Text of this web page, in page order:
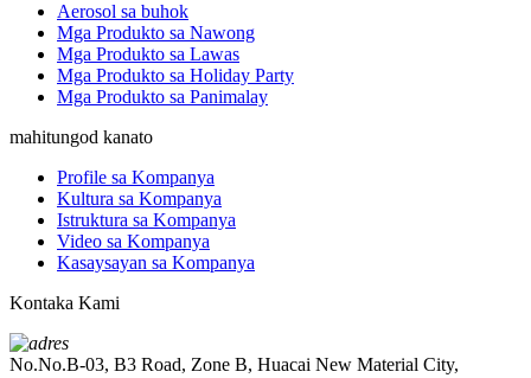
Aerosol sa buhok
Mga Produkto sa Nawong
Mga Produkto sa Lawas
Mga Produkto sa Holiday Party
Mga Produkto sa Panimalay
mahitungod kanato
Profile sa Kompanya
Kultura sa Kompanya
Istruktura sa Kompanya
Video sa Kompanya
Kasaysayan sa Kompanya
Kontaka Kami
No.No.B-03, B3 Road, Zone B, Huacai New Material City,